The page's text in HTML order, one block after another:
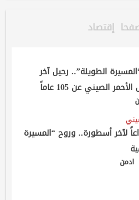
إقتصاد
الطويلة”.. رحيل آخر
الصيني عن 105 عاماً
لآخر أسطورة.. وروح “المسيرة
ادمن